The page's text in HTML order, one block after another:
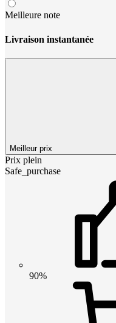
Meilleure note
Livraison instantanée
Meilleur prix
Prix plein
Safe_purchase
90%